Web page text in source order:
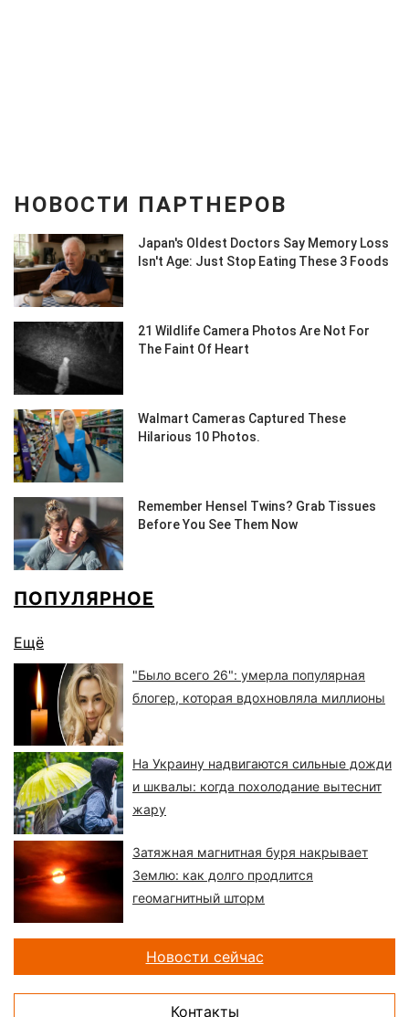
ПОПУЛЯРНОЕ
Ещё
"Было всего 26": умерла популярная
блогер, которая вдохновляла миллионы
На Украину надвигаются сильные дожди
и шквалы: когда похолодание вытеснит
жару
Затяжная магнитная буря накрывает
Землю: как долго продлится
геомагнитный шторм
Новости сейчас
Контакты